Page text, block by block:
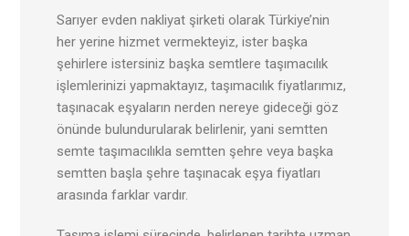
Sarıyer evden nakliyat şirketi olarak Türkiye’nin
her yerine hizmet vermekteyiz, ister başka
şehirlere istersiniz başka semtlere taşımacılık
işlemlerinizi yapmaktayız, taşımacılık fiyatlarımız,
taşınacak eşyaların nerden nereye gideceği göz
önünde bulundurularak belirlenir, yani semtten
semte taşımacılıkla semtten şehre veya başka
semtten başla şehre taşınacak eşya fiyatları
arasında farklar vardır.